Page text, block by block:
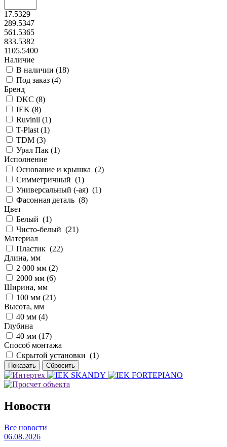
17.5329
289.5347
561.5365
833.5382
1105.5400
Наличие
В наличии (18)
Под заказ (4)
Бренд
DKC (8)
IEK (8)
Ruvinil (1)
T-Plast (1)
TDM (3)
Урал Пак (1)
Исполнение
Основание и крышка (2)
Симметричный (1)
Универсальный (-ая) (1)
Фасонная деталь (8)
Цвет
Белый (1)
Чисто-белый (21)
Материал
Пластик (22)
Длина, мм
2 000 мм (2)
2000 мм (6)
Ширина, мм
100 мм (21)
Высота, мм
40 мм (4)
Глубина
40 мм (17)
Способ монтажа
Скрытой установки (1)
Новости
Все новости
06.08.2026